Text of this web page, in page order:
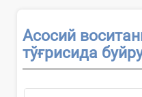
Асосий
тўғрисида